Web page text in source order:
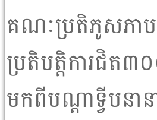
គណៈប្រតិភូសភា
ប្រតិបត្តិការជិត
មកពីបណ្តាទ្វីបនា